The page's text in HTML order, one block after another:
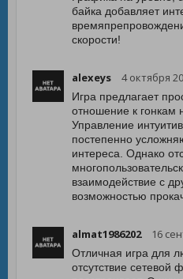
байка добавляет
скорости!
alexeys 4 октября
Игра предлагает
отношение к гонкам
Управление
постепенно
интереса. Однако
взаимодействие с
возможностью
almat1986202 16
Отличная игра для
отсутствие сетевой